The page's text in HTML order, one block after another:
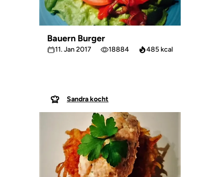
Bauern Burger
11. Jan 2017 18884 485 kcal
Sandra kocht